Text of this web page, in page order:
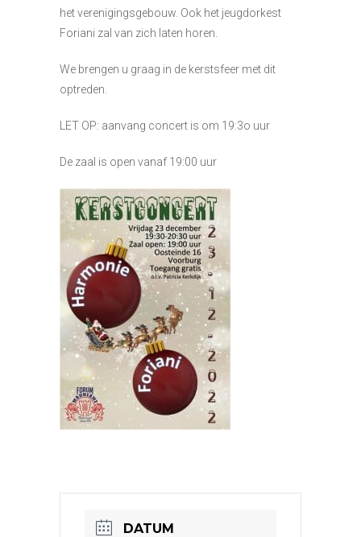
het verenigingsgebouw. Ook het jeugdorkest
Foriani zal van zich laten horen.
We brengen u graag in de kerstsfeer met dit
optreden.
LET OP: aanvang concert is om 19:3o uur
De zaal is open vanaf 19:00 uur
DATUM